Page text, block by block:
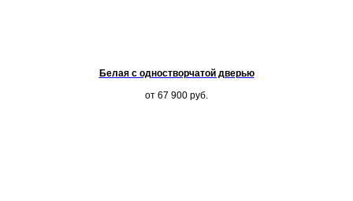
Белая с одностворчатой дверью
от 67 900 руб.